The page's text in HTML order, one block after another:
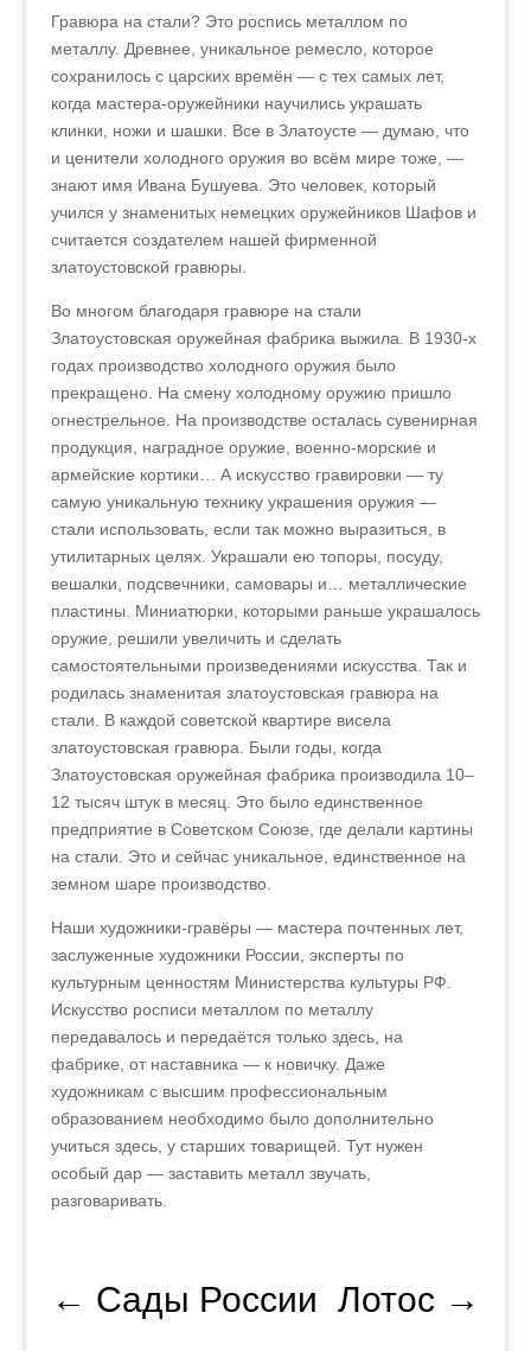
Гравюра на стали? Это роспись металлом по
металлу. Древнее, уникальное ремесло, которое
сохранилось с царских времён — с тех самых лет,
когда мастера-оружейники научились украшать
клинки, ножи и шашки. Все в Златоусте — думаю, что
и ценители холодного оружия во всём мире тоже, —
знают имя Ивана Бушуева. Это человек, который
учился у знаменитых немецких оружейников Шафов и
считается создателем нашей фирменной
златоустовской гравюры.
Во многом благодаря гравюре на стали
Златоустовская оружейная фабрика выжила. В 1930-х
годах производство холодного оружия было
прекращено. На смену холодному оружию пришло
огнестрельное. На производстве осталась сувенирная
продукция, наградное оружие, военно-морские и
армейские кортики… А искусство гравировки — ту
самую уникальную технику украшения оружия —
стали использовать, если так можно выразиться, в
утилитарных целях. Украшали ею топоры, посуду,
вешалки, подсвечники, самовары и… металлические
пластины. Миниатюрки, которыми раньше украшалось
оружие, решили увеличить и сделать
самостоятельными произведениями искусства. Так и
родилась знаменитая златоустовская гравюра на
стали. В каждой советской квартире висела
златоустовская гравюра. Были годы, когда
Златоустовская оружейная фабрика производила 10–
12 тысяч штук в месяц. Это было единственное
предприятие в Советском Союзе, где делали картины
на стали. Это и сейчас уникальное, единственное на
земном шаре производство.
Наши художники-гравёры — мастера почтенных лет,
заслуженные художники России, эксперты по
культурным ценностям Министерства культуры РФ.
Искусство росписи металлом по металлу
передавалось и передаётся только здесь, на
фабрике, от наставника — к новичку. Даже
художникам с высшим профессиональным
образованием необходимо было дополнительно
учиться здесь, у старших товарищей. Тут нужен
особый дар — заставить металл звучать,
разговаривать.
← Сады России Лотос →